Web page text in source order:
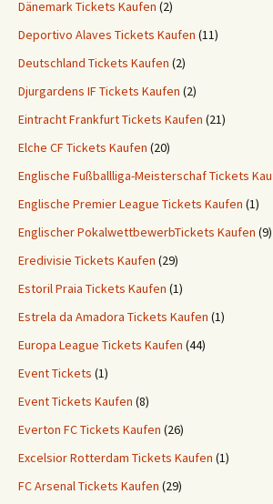
Dänemark Tickets Kaufen (2)
Deportivo Alaves Tickets Kaufen (11)
Deutschland Tickets Kaufen (2)
Djurgardens IF Tickets Kaufen (2)
Eintracht Frankfurt Tickets Kaufen (21)
Elche CF Tickets Kaufen (20)
Englische Fußballliga-Meisterschaf Tickets
Englische Premier League Tickets Kaufen (1)
Englischer PokalwettbewerbTickets Kaufen (9)
Eredivisie Tickets Kaufen (29)
Estoril Praia Tickets Kaufen (1)
Estrela da Amadora Tickets Kaufen (1)
Europa League Tickets Kaufen (44)
Event Tickets (1)
Event Tickets Kaufen (8)
Everton FC Tickets Kaufen (26)
Excelsior Rotterdam Tickets Kaufen (1)
FC Arsenal Tickets Kaufen (29)